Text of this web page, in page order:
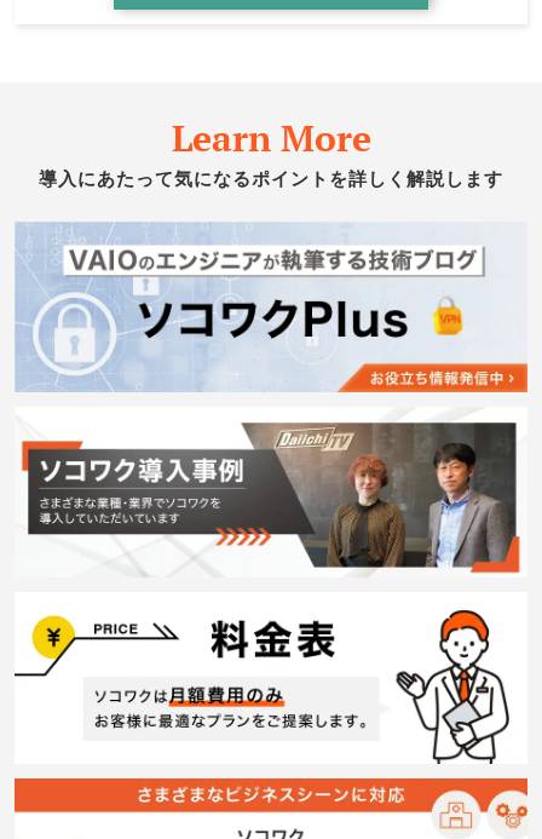
Learn More
導入にあたって気になるポイントを詳しく解説します